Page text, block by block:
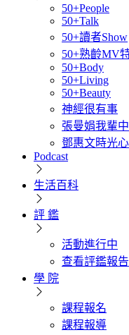
50+People
50+Talk
50+讀者Show
50+熟齡MV
50+Body
50+Living
50+Beauty
神經很有事
張曼娟我輩
鄧惠文時光
Podcast
生活百科
評 鑑
活動進行中
查看評鑑報告
學 院
課程報名
課程報導